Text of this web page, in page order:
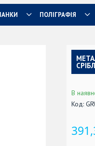
ПОЛІГРАФІЯ
В
Код: